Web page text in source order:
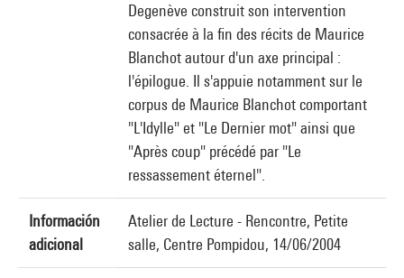
Degenève construit son intervention
consacrée à la fin des récits de Maurice
Blanchot autour d'un axe principal :
l'épilogue. Il s'appuie notamment sur le
corpus de Maurice Blanchot comportant
"L'Idylle" et "Le Dernier mot" ainsi que
"Après coup" précédé par "Le
ressassement éternel".
Información
adicional
Atelier de Lecture - Rencontre, Petite
salle, Centre Pompidou, 14/06/2004